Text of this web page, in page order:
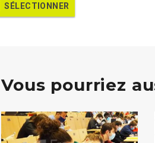
SÉLECTIONNER
Vous pourriez